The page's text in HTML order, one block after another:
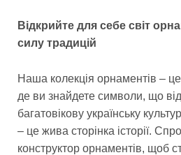
Відкрийте для себе світ
силу традицій
Наша колекція орнаментів –
де ви знайдете символи, що
багатовікову українську
– це жива сторінка історії.
конструктор орнаментів, щоб